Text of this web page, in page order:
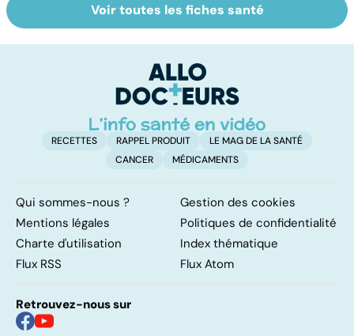
Tout savoir sur
les infections
Tout savoir sur
les maux du froid
Voir toutes les fiches santé
RECETTES RAPPEL PRODUIT
LE MAG DE LA SANTÉ
CANCER
MÉDICAMENTS
Qui sommes-nous ?
Gestion des cookies
Mentions légales
Politiques de confidentialité
Charte d'utilisation
Index thématique
Flux RSS
Flux Atom
Retrouvez-nous sur